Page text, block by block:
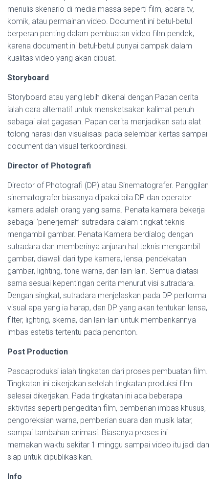
menulis skenario di media massa seperti film, acara tv,
komik, atau permainan video. Document ini betul-betul
berperan penting dalam pembuatan video film pendek,
karena document ini betul-betul punyai dampak dalam
kualitas video yang akan dibuat.
Storyboard
Storyboard atau yang lebih dikenal dengan Papan cerita
ialah cara alternatif untuk mensketsakan kalimat penuh
sebagai alat gagasan. Papan cerita menjadikan satu alat
tolong narasi dan visualisasi pada selembar kertas sampai
document dan visual terkoordinasi.
Director of Photografi
Director of Photografi (DP) atau Sinematografer. Panggilan
sinematografer biasanya dipakai bila DP dan operator
kamera adalah orang yang sama. Penata kamera bekerja
sebagai ‘penerjemah’ sutradara dalam tingkat teknis
mengambil gambar. Penata Kamera berdialog dengan
sutradara dan memberinya anjuran hal teknis mengambil
gambar, diawali dari type kamera, lensa, pendekatan
gambar, lighting, tone warna, dan lain-lain. Semua diatasi
sama sesuai kepentingan cerita menurut visi sutradara.
Dengan singkat, sutradara menjelaskan pada DP performa
visual apa yang ia harap, dan DP yang akan tentukan lensa,
filter, lighting, skema, dan lain-lain untuk memberikannya
imbas estetis tertentu pada penonton.
Post Production
Pascaproduksi ialah tingkatan dari proses pembuatan film.
Tingkatan ini dikerjakan setelah tingkatan produksi film
selesai dikerjakan. Pada tingkatan ini ada beberapa
aktivitas seperti pengeditan film, pemberian imbas khusus,
pengoreksian warna, pemberian suara dan musik latar,
sampai tambahan animasi. Biasanya proses ini
memakan waktu sekitar 1 minggu sampai video itu jadi dan
siap untuk dipublikasikan.
Info